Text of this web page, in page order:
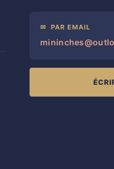
✉ PAR EMAIL